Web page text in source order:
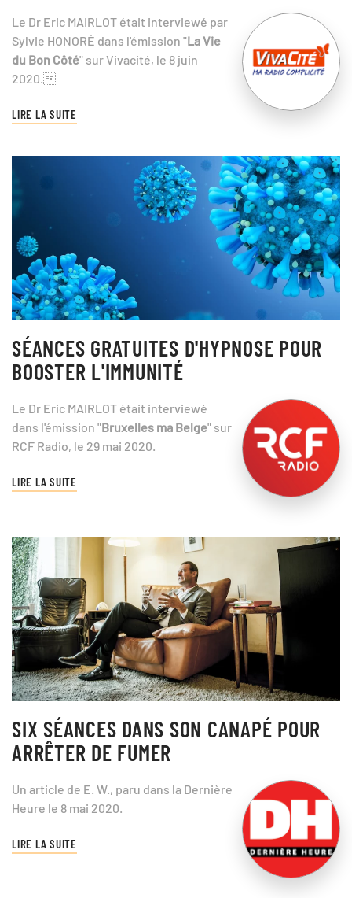
Le Dr Eric MAIRLOT était interviewé par
Sylvie HONORÉ dans l'émission "La Vie
du Bon Côté" sur Vivacité, le 8 juin
2020.
LIRE LA SUITE
SÉANCES GRATUITES D'HYPNOSE POUR
BOOSTER L'IMMUNITÉ
Le Dr Eric MAIRLOT était interviewé
dans l'émission "Bruxelles ma Belge" sur
RCF Radio, le 29 mai 2020.
LIRE LA SUITE
SIX SÉANCES DANS SON CANAPÉ POUR
ARRÊTER DE FUMER
Un article de E. W., paru dans la Dernière
Heure le 8 mai 2020.
LIRE LA SUITE